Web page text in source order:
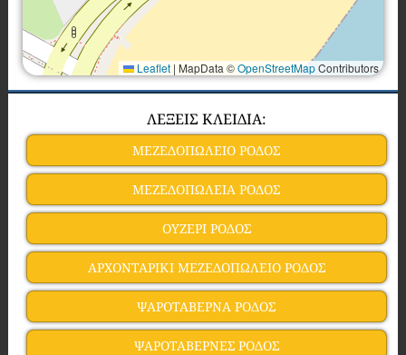
Leaflet | MapData ©OpenStreetMapContributors
ΛΕΞΕΙΣ ΚΛΕΙΔΙΑ:
ΜΕΖΕΔΟΠΩΛΕΙΟ ΡΟΔΟΣ
ΜΕΖΕΔΟΠΩΛΕΙΑ ΡΟΔΟΣ
ΟΥΖΕΡΙ ΡΟΔΟΣ
ΑΡΧΟΝΤΑΡΙΚΙ ΜΕΖΕΔΟΠΩΛΕΙΟ ΡΟΔΟΣ
ΨΑΡΟΤΑΒΕΡΝΑ ΡΟΔΟΣ
ΨΑΡΟΤΑΒΕΡΝΕΣ ΡΟΔΟΣ